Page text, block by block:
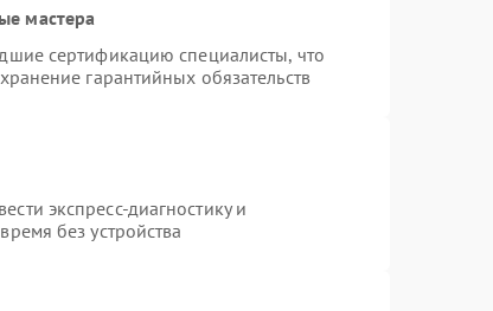
мастера
сертификацию специалисты, что
гарантийных обязательств
экспресс-диагностику и
без устройства